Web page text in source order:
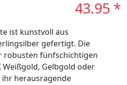
43.95 *
ist kunstvoll aus
gefertigt. Die
robusten fünfschichtigen
Weißgold, Gelbgold oder
ihr herausragende